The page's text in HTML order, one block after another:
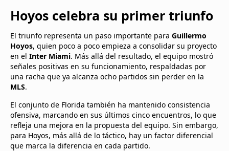
Hoyos celebra su primer triunfo
El triunfo representa un paso importante para Guillermo
Hoyos, quien poco a poco empieza a consolidar su proyecto
en el Inter Miami. Más allá del resultado, el equipo mostró
señales positivas en su funcionamiento, respaldadas por
una racha que ya alcanza ocho partidos sin perder en la
MLS.
El conjunto de Florida también ha mantenido consistencia
ofensiva, marcando en sus últimos cinco encuentros, lo que
refleja una mejora en la propuesta del equipo. Sin embargo,
para Hoyos, más allá de lo táctico, hay un factor diferencial
que marca la diferencia en cada partido.